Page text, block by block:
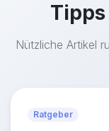
Nützliche Artikel
Ratgeber